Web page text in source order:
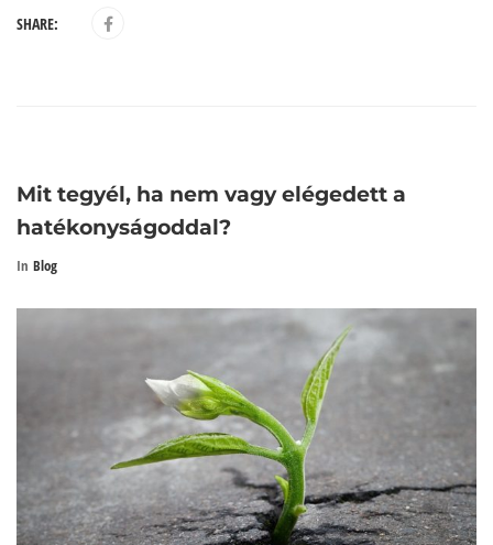
SHARE:
Mit tegyél, ha nem vagy elégedett a
hatékonyságoddal?
In Blog